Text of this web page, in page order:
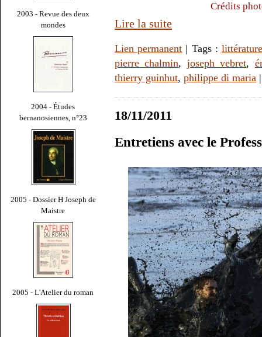
2003 - Revue des deux
mondes
2004 - Études
bernanosiennes, n°23
2005 - Dossier H Joseph de
Maistre
2005 - L'Atelier du roman
Crédits
Lire la suite
Lien permanent | Tags :
pierre chalmin, joseph vebret,
thierry guinhut, philippe di maria
18/11/2011
Entretiens avec le